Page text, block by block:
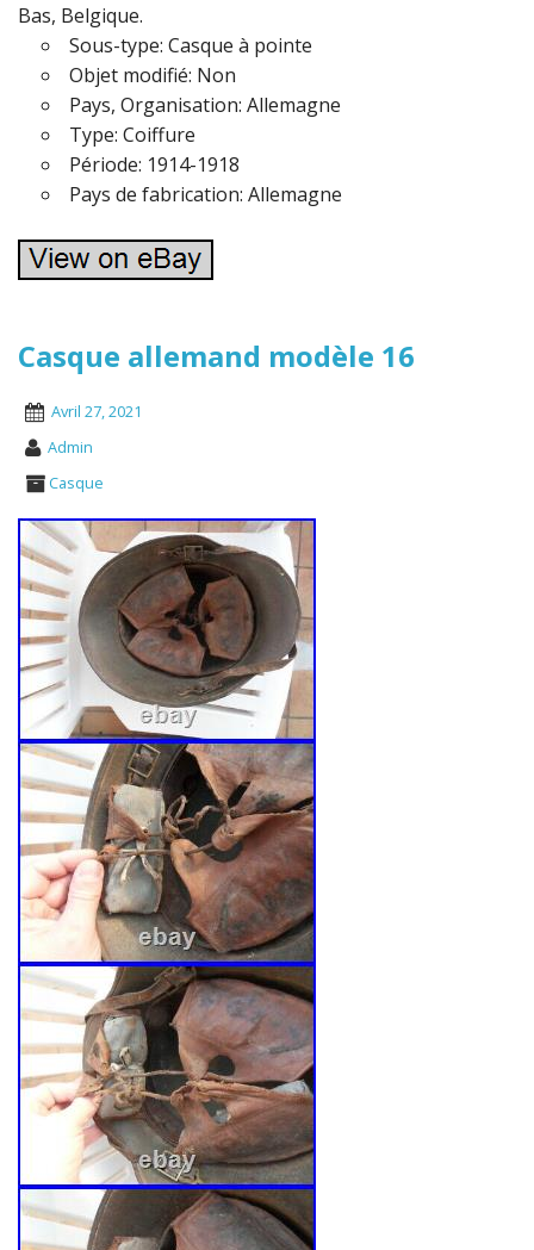
Bas, Belgique.
Sous-type: Casque à pointe
Objet modifié: Non
Pays, Organisation: Allemagne
Type: Coiffure
Période: 1914-1918
Pays de fabrication: Allemagne
Casque allemand modèle 16
Avril 27, 2021
Admin
Casque